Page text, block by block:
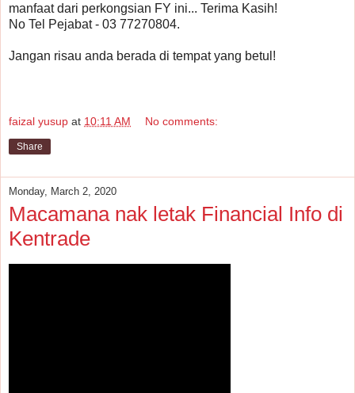
manfaat dari perkongsian FY ini... Terima Kasih!
No Tel Pejabat - 03 77270804.
Jangan risau anda berada di tempat yang betul!
faizal yusup at 10:11 AM No comments:
Share
Monday, March 2, 2020
Macamana nak letak Financial Info di
Kentrade